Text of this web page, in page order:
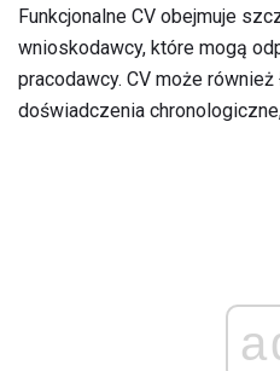
Funkcjonalne CV obejmuje
wnioskodawcy, które mogą
pracodawcy. CV może
doświadczenia